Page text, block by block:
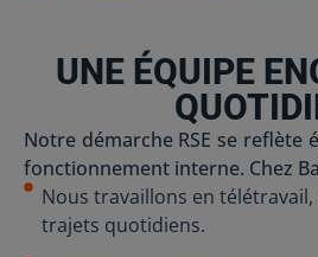
UNE ÉQUIPE
Notre démarche RSE se reflète
fonctionnement interne. Chez
Nous travaillons en
trajets quotidiens.